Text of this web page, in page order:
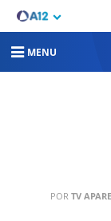
MENU
POR TV